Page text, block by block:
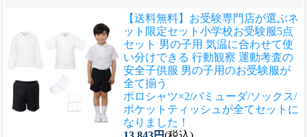
【送料無料】お受験専門店が選ぶネ
ット限定セット 小学校お受験服5点
セット 男の子用 気温に合わせて使
い分けできる 行動観察 運動考査の
安全子供服 男の子用のお受験服が
全て揃う
ポロシャツ×2/バミューダ/ソックス/
ポケットティッシュが全てセットに
なりました！